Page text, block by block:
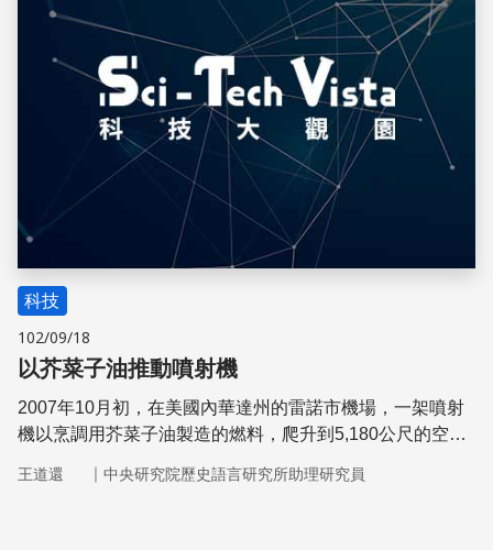
科技
102/09/18
以芥菜子油推動噴射機
2007年10月初，在美國內華達州的雷諾市機場，一架噴射
機以烹調用芥菜子油製造的燃料，爬升到5,180公尺的空
王道還 ｜ 中央研究院歷史語言研究所助理研究員